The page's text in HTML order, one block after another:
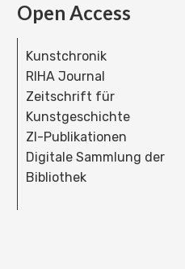
Open Access
Kunstchronik
RIHA Journal
Zeitschrift für
Kunstgeschichte
ZI-Publikationen
Digitale Sammlung der
Bibliothek